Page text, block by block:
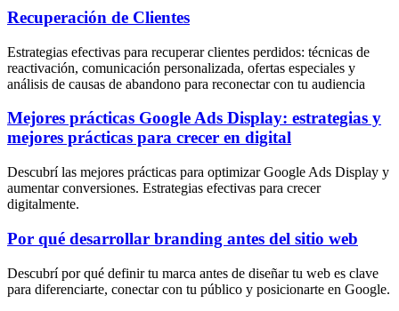
Recuperación de Clientes
Estrategias efectivas para recuperar clientes perdidos: técnicas de
reactivación, comunicación personalizada, ofertas especiales y
análisis de causas de abandono para reconectar con tu audiencia
Mejores prácticas Google Ads Display: estrategias y
mejores prácticas para crecer en digital
Descubrí las mejores prácticas para optimizar Google Ads Display y
aumentar conversiones. Estrategias efectivas para crecer
digitalmente.
Por qué desarrollar branding antes del sitio web
Descubrí por qué definir tu marca antes de diseñar tu web es clave
para diferenciarte, conectar con tu público y posicionarte en Google.